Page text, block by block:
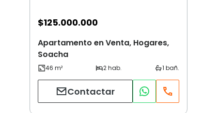
$125.000.000
Apartamento en Venta, Hogares,
Soacha
Contactar